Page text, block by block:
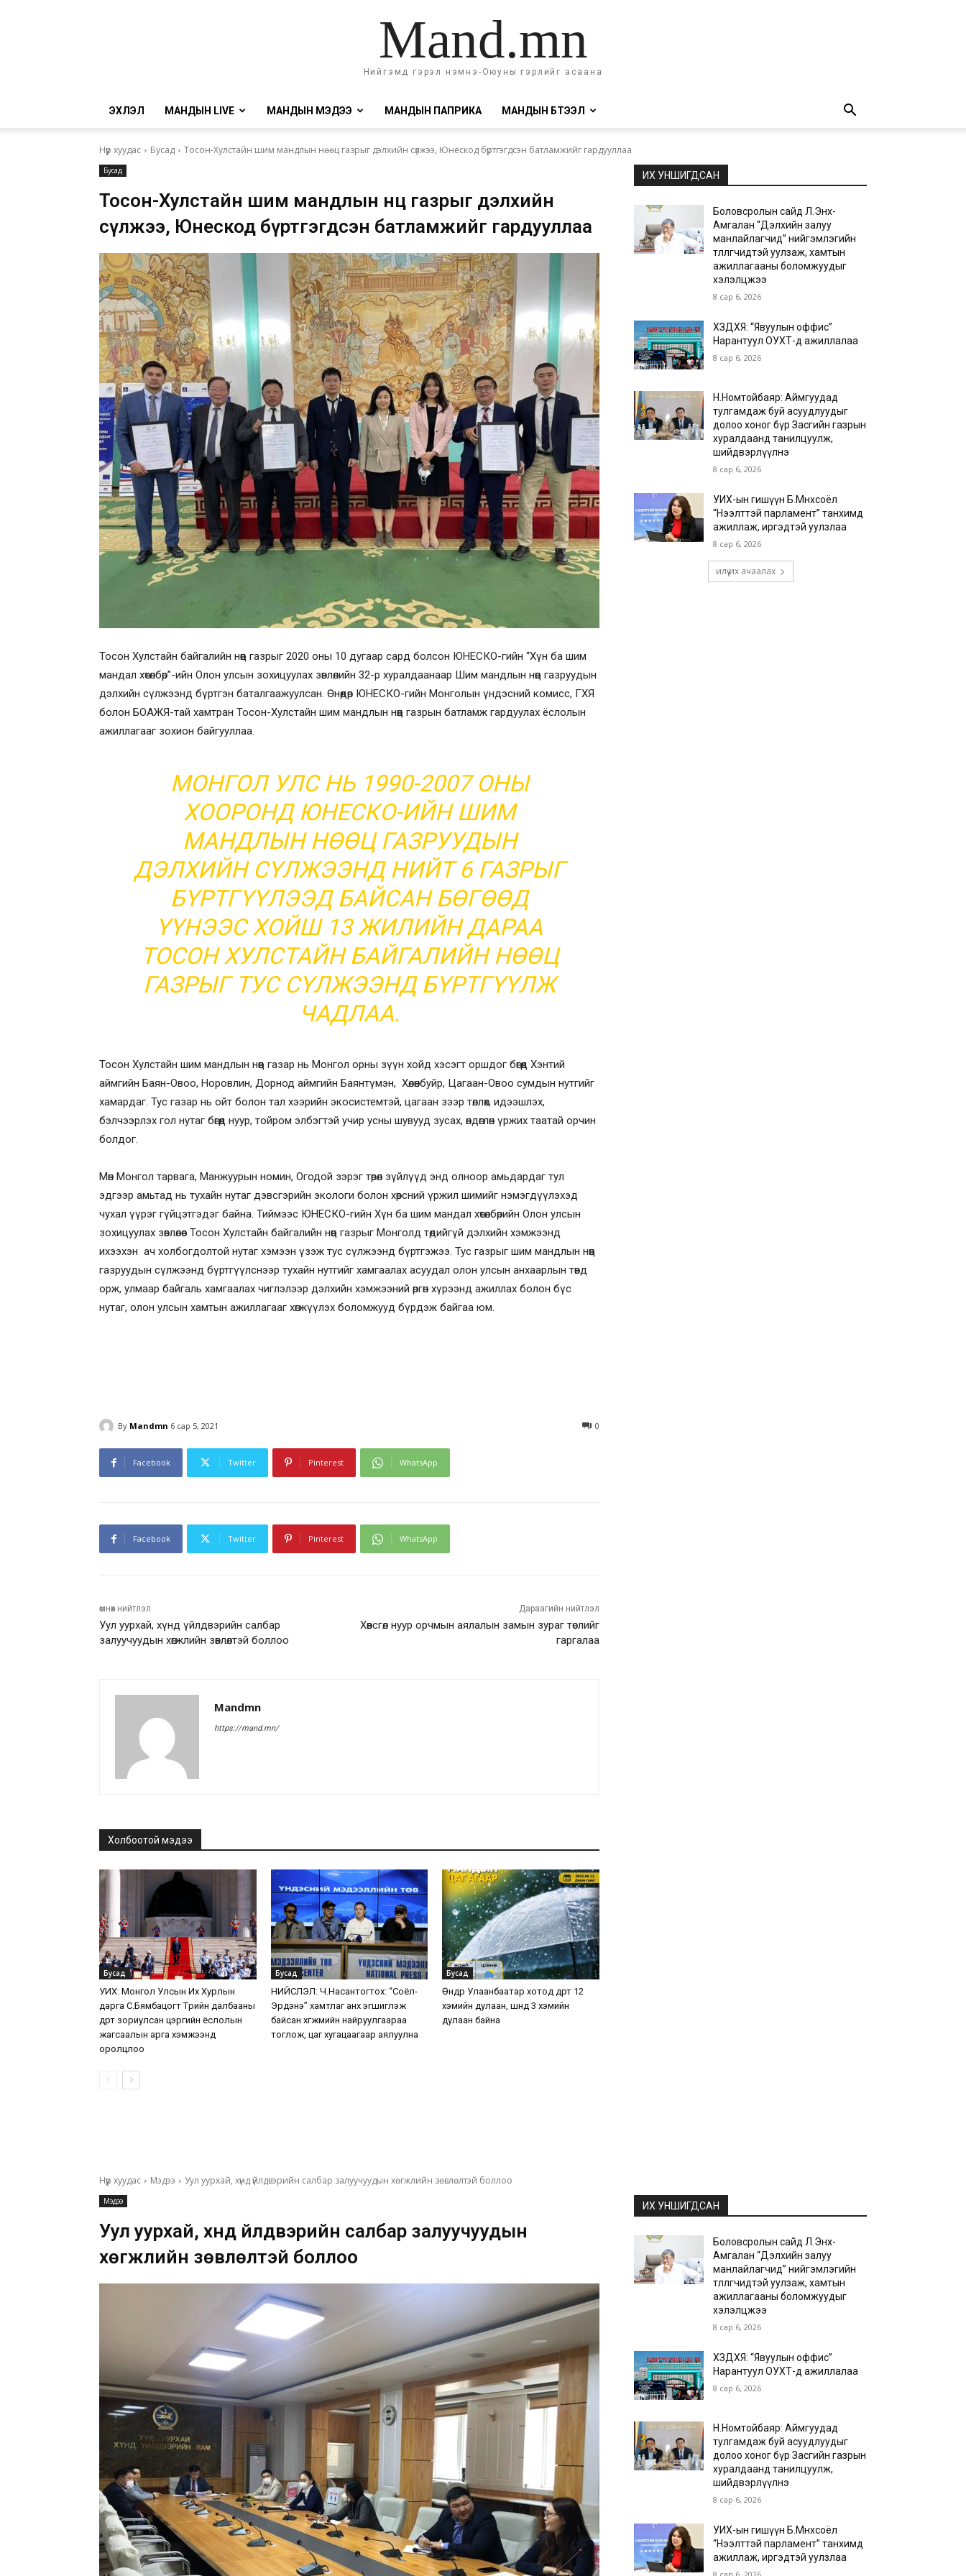
Mand.mn
Нийгэмд гэрэл нэмнэ-Оюуны гэрлийг асаана
ЭХЛЭЛ МАНДЫН LIVE МАНДЫН МЭДЭЭ МАНДЫН ПАПРИКА МАНДЫН БҮТЭЭЛ
Нүүр хуудас Бусад Тосон-Хулстайн шим мандлын нөөц газрыг дэлхийн сүлжээ, Юнескод бүртгэгдсэн батламжийг гардууллаа
Бусад
Тосон-Хулстайн шим мандлын нөөц газрыг дэлхийн
сүлжээ, Юнескод бүртгэгдсэн батламжийг гардууллаа
Тосон Хулстайн байгалийн нөөц газрыг 2020 оны 10 дугаар сард болсон ЮНЕСКО-гийн “Хүн ба шим
мандал хөтөлбөр”-ийн Олон улсын зохицуулах зөвлөлийн 32-р хуралдаанаар Шим мандлын нөөц газруудын
дэлхийн сүлжээнд бүртгэн баталгаажуулсан. Өнөөдөр ЮНЕСКО-гийн Монголын үндэсний комисс, ГХЯ
болон БОАЖЯ-тай хамтран Тосон-Хулстайн шим мандлын нөөц газрын батламж гардуулах ёслолын
ажиллагааг зохион байгууллаа.
МОНГОЛ УЛС НЬ 1990-2007 ОНЫ
ХООРОНД ЮНЕСКО-ИЙН ШИМ
МАНДЛЫН НӨӨЦ ГАЗРУУДЫН
ДЭЛХИЙН СҮЛЖЭЭНД НИЙТ 6 ГАЗРЫГ
БҮРТГҮҮЛЭЭД БАЙСАН БӨГӨӨД
ҮҮНЭЭС ХОЙШ 13 ЖИЛИЙН ДАРАА
ТОСОН ХУЛСТАЙН БАЙГАЛИЙН НӨӨЦ
ГАЗРЫГ ТУС СҮЛЖЭЭНД БҮРТГҮҮЛЖ
ЧАДЛАА.
Тосон Хулстайн шим мандлын нөөц газар нь Монгол орны зүүн хойд хэсэгт оршдог бөгөөд Хэнтий
аймгийн Баян-Овоо, Норовлин, Дорнод аймгийн Баянтүмэн, Хөлөнбуйр, Цагаан-Овоо сумдын нутгийг
хамардаг. Тус газар нь ойт болон тал хээрийн экосистемтэй, цагаан зээр төллөх, идээшлэх,
бэлчээрлэх гол нутаг бөгөөд нуур, тойром элбэгтэй учир усны шувууд зусах, өндөглөн үржих таатай орчин
болдог.
Мөн Монгол тарвага, Манжуурын номин, Огодой зэрэг төрөл зүйлүүд энд олноор амьдардаг тул
эдгээр амьтад нь тухайн нутаг дэвсгэрийн экологи болон хөрсний үржил шимийг нэмэгдүүлэхэд
чухал үүрэг гүйцэтгэдэг байна. Тиймээс ЮНЕСКО-гийн Хүн ба шим мандал хөтөлбөрийн Олон улсын
зохицуулах зөвлөлөөс Тосон Хулстайн байгалийн нөөц газрыг Монголд төдийгүй дэлхийн хэмжээнд
ихээхэн ач холбогдолтой нутаг хэмээн үзэж тус сүлжээнд бүртгэжээ. Тус газрыг шим мандлын нөөц
газруудын сүлжээнд бүртгүүлснээр тухайн нутгийг хамгаалах асуудал олон улсын анхаарлын төвд
орж, улмаар байгаль хамгаалах чиглэлээр дэлхийн хэмжээний өргөн хүрээнд ажиллах болон бүс
нутаг, олон улсын хамтын ажиллагааг хөгжүүлэх боломжууд бүрдэж байгаа юм.
By Mandmn 6 сар 5, 2021 0
Facebook Twitter Pinterest WhatsApp
Facebook Twitter Pinterest WhatsApp
өмнөх нийтлэл
Уул уурхай, хүнд үйлдвэрийн салбар
залуучуудын хөгжлийн зөвлөлтэй боллоо
Дараагийн нийтлэл
Хөвсгөл нуур орчмын аялалын замын зураг төслийг
гаргалаа
Mandmn
https://mand.mn/
Холбоотой мэдээ
Бусад
УИХ: Монгол Улсын Их Хурлын
дарга С.Бямбацогт Төрийн далбааны
өдөрт зориулсан цэргийн ёслолын
жагсаалын арга хэмжээнд
оролцлоо
Бусад
НИЙСЛЭЛ: Ч.Насантогтох: “Соёл-
Эрдэнэ” хамтлаг анх эгшиглэж
байсан хөгжмийн найруулгаараа
тоглож, цаг хугацаагаар аялуулна
Бусад
Өнөөдөр Улаанбаатар хотод өдөртөө 12
хэмийн дулаан, шөнөдөө 3 хэмийн
дулаан байна
ИХ УНШИГДСАН
Боловсролын сайд Л.Энх-
Амгалан “Дэлхийн залуу
манлайлагчид” нийгэмлэгийн
төлөөлөгчидтэй уулзаж, хамтын
ажиллагааны боломжуудыг
хэлэлцжээ
8 сар 6, 2026
ХЗДХЯ: “Явуулын оффис”
Нарантуул ОУХТ-д ажиллалаа
8 сар 6, 2026
Н.Номтойбаяр: Аймгуудад
тулгамдаж буй асуудлуудыг
долоо хоног бүр Засгийн газрын
хуралдаанд танилцуулж,
шийдвэрлүүлнэ
8 сар 6, 2026
УИХ-ын гишүүн Б.Мөнхсоёл
“Нээлттэй парламент” танхимд
ажиллаж, иргэдтэй уулзлаа
8 сар 6, 2026
илүү их ачаалах